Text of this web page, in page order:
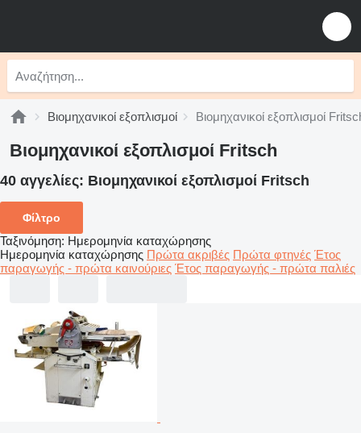
Βιομηχανικοί εξοπλισμοί Βιομηχανικοί εξοπλισμοί
Βιομηχανικοί εξοπλισμοί Fritsch
40 αγγελίες: Βιομηχανικοί εξοπλισμοί Fritsch
Φίλτρο
Ταξινόμηση: Ημερομηνία καταχώρησης
Ημερομηνία καταχώρησης Πρώτα ακριβές Πρώτα φτηνές Έτος
παραγωγής - πρώτα καινούριες Έτος παραγωγής - πρώτα παλιές